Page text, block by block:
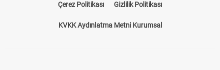
Çerez Politikası Gizlilik Politikası
KVKK Aydınlatma Metni Kurumsal